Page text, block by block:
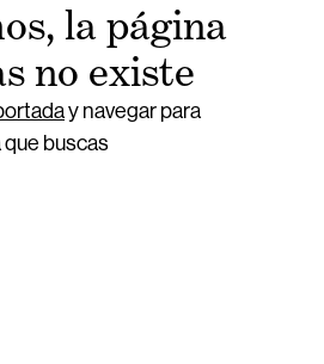
la página
no existe
y navegar para
buscas